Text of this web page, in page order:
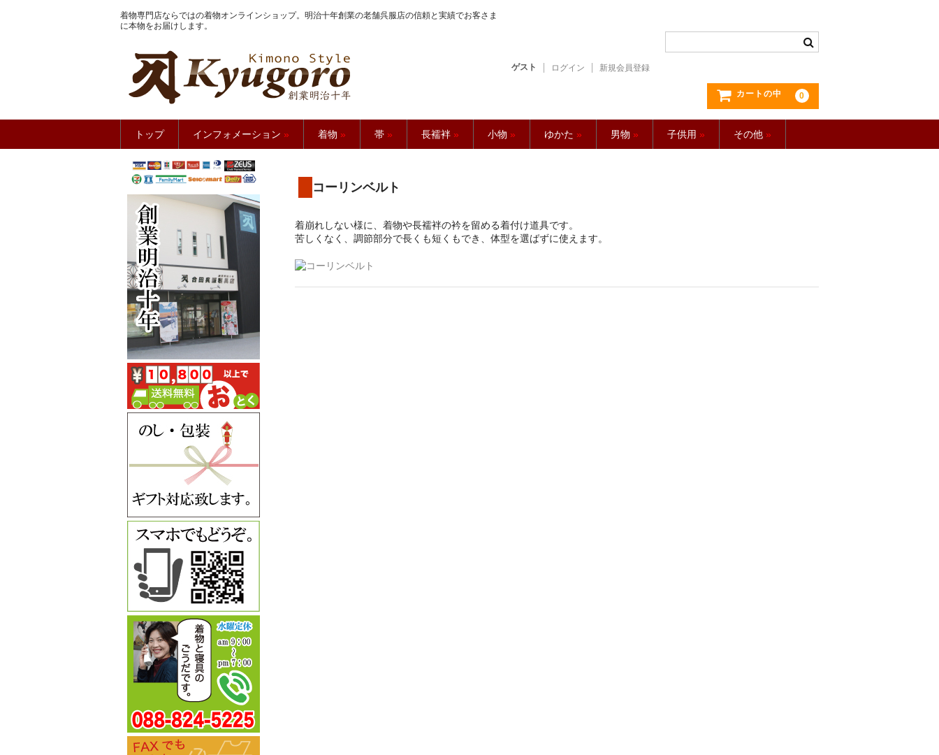
着物専門店ならではの着物オンラインショップ。明治十年創業の老舗呉服店の信頼と実績でお客さま
に本物をお届けします。
きもの館【久五郎】
ゲスト ログイン 新規会員登録
カートの中 0
トップ インフォメーション » 着物 » 帯 » 長襦袢 » 小物 » ゆかた » 男物 » 子供用 » その他 »
コーリンベルト
着崩れしない様に、着物や長襦袢の衿を留める着付け道具です。
苦しくなく、調節部分で長くも短くもでき、体型を選ばずに使えます。